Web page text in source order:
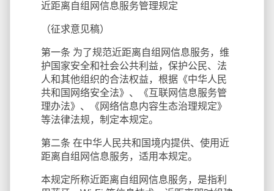
近距离自组网信息服务管理规定
（征求意见稿）
第一条 为了规范近距离自组网信息服务，维
护国家安全和社会公共利益，保护公民、法
人和其他组织的合法权益，根据《中华人民
共和国网络安全法》、《互联网信息服务管
理办法》、《网络信息内容生态治理规定》
等法律法规，制定本规定。
第二条 在中华人民共和国境内提供、使用近
距离自组网信息服务，适用本规定。
本规定所称近距离自组网信息服务，是指利